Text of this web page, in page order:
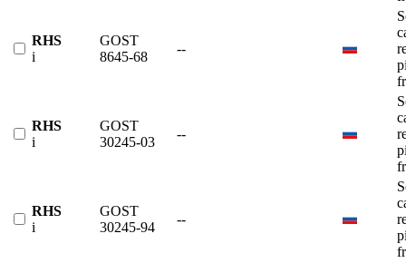
RHS
i
GOST
8645-68
--
RHS
i
GOST
30245-03
--
RHS
i
GOST
30245-94
--